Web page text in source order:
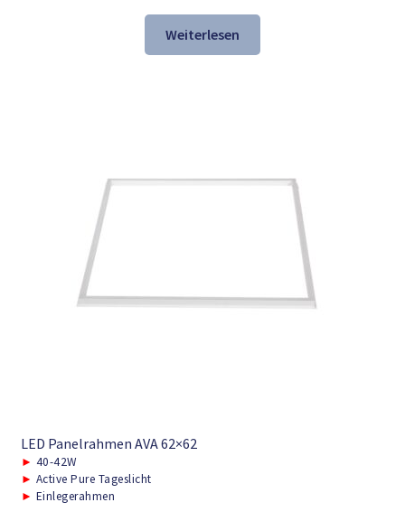
Preis
war:
137,84 €
Preis
ist:
74,97 €.
Weiterlesen
LED Panelrahmen AVA 62×62
► 40-42W
► Active Pure Tageslicht
► Einlegerahmen